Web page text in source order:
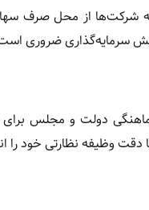
شرکت‌ها از محل صرف
سرمایه‌گذاری ضروری
دولت و مجلس
وظیفه نظارتی خود را